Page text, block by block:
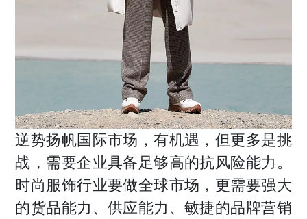
逆势扬帆国际市场，有机遇，但更多是挑
战，需要企业具备足够高的抗风险能力。
时尚服饰行业要做全球市场，更需要强大
的货品能力、供应能力、敏捷的品牌营销